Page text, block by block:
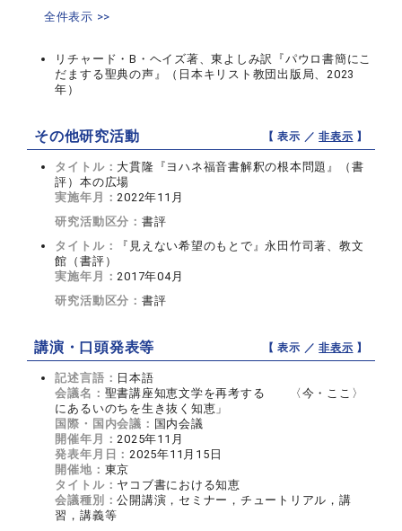
全件表示 >>
リチャード・B・ヘイズ著、東よしみ訳『パウロ書簡にこ
だまする聖典の声』（日本キリスト教団出版局、2023
年）
その他研究活動 【 表示 ／非表示 】
タイトル： 大貫隆『ヨハネ福音書解釈の根本問題』（書
評）本の広場
実施年月： 2022年11月
研究活動区分： 書評
タイトル：
『見えない希望のもとで』永田竹司著、教文
館（書評）
実施年月： 2017年04月
研究活動区分： 書評
講演・口頭発表等 【 表示 ／非表示 】
記述言語： 日本語
会議名： 聖書講座知恵文学を再考する 〈今・ここ〉
にあるいのちを生き抜く知恵」
国際・国内会議： 国内会議
開催年月： 2025年11月
発表年月日： 2025年11月15日
開催地： 東京
タイトル： ヤコブ書における知恵
会議種別：公開講演，セミナー，チュートリアル，講
習，講義等